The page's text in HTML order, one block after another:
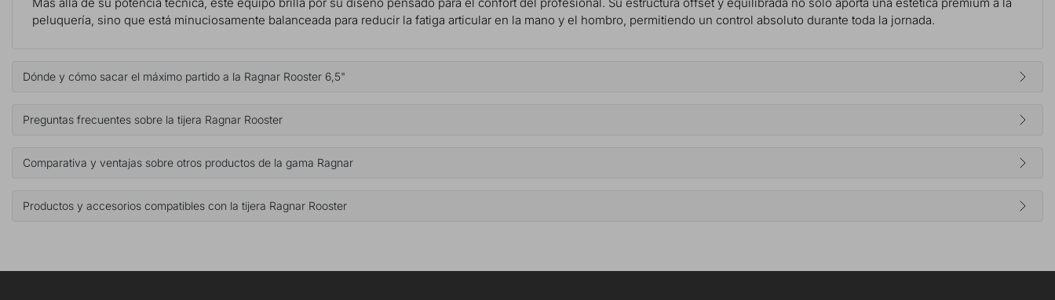
peluquería, sino que está minuciosamente balanceada para reducir la fatiga articular en la mano y el hombro, permitiendo un control absoluto durante toda la jornada.
Dónde y cómo sacar el máximo partido a la Ragnar Rooster 6,5"
Preguntas frecuentes sobre la tijera Ragnar Rooster
Comparativa y ventajas sobre otros productos de la gama Ragnar
Productos y accesorios compatibles con la tijera Ragnar Rooster